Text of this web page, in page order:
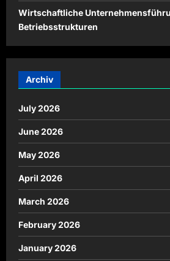
Wirtschaftliche
Betriebsstrukturen
Archiv
July 2026
June 2026
May 2026
April 2026
March 2026
February 2026
January 2026